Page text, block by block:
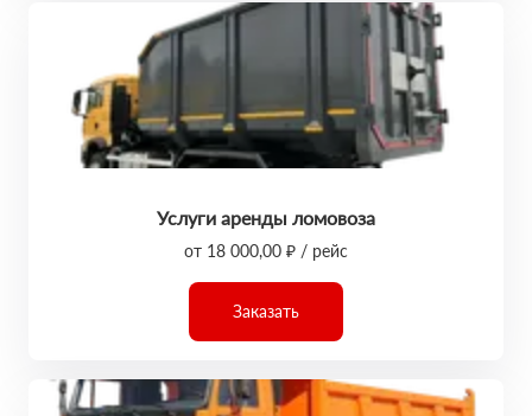
Услуги аренды ломовоза
от 18 000,00 ₽ / рейс
Заказать